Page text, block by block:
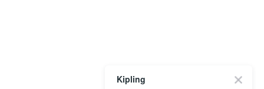
Kipling